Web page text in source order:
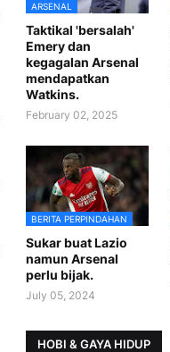
ARSENAL
Taktikal 'bersalah'
Emery dan
kegagalan Arsenal
mendapatkan
Watkins.
February 02, 2025
BERITA PERPINDAHAN
Sukar buat Lazio
namun Arsenal
perlu bijak.
July 05, 2024
HOBI & GAYA HIDUP